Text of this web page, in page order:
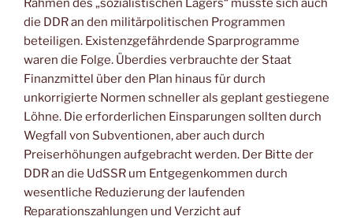
Rahmen des „sozialistischen Lagers“ musste sich auch
die DDR an den militärpolitischen Programmen
beteiligen. Existenzgefährdende Sparprogramme
waren die Folge. Überdies verbrauchte der Staat
Finanzmittel über den Plan hinaus für durch
unkorrigierte Normen schneller als geplant gestiegene
Löhne. Die erforderlichen Einsparungen sollten durch
Wegfall von Subventionen, aber auch durch
Preiserhöhungen aufgebracht werden. Der Bitte der
DDR an die UdSSR um Entgegenkommen durch
wesentliche Reduzierung der laufenden
Reparationszahlungen und Verzicht auf